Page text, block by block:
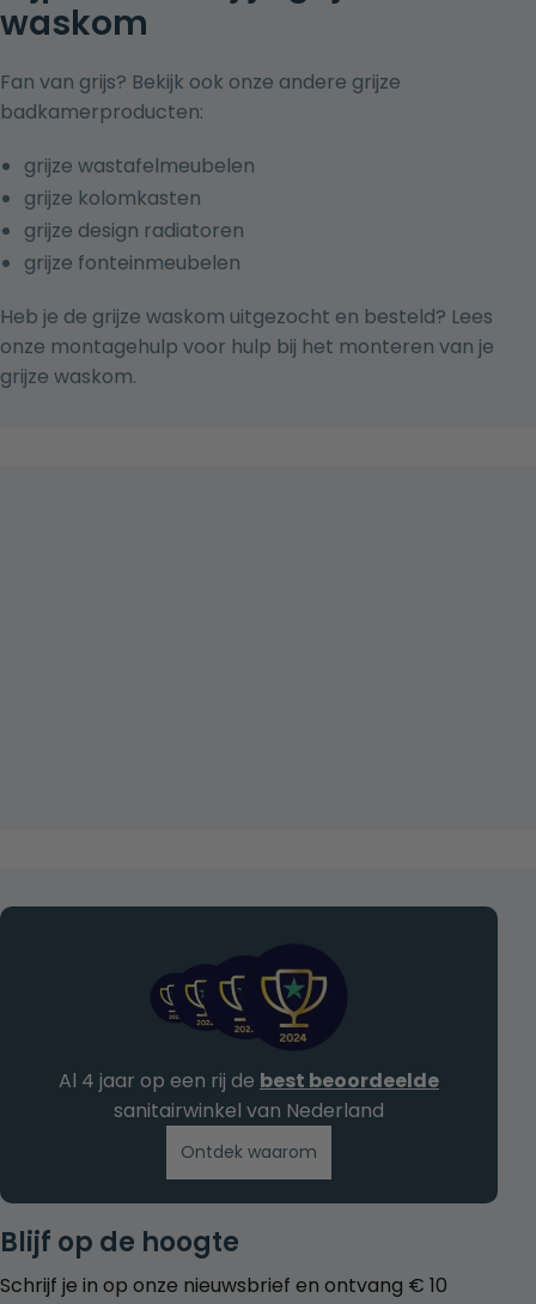
waskom
Fan van grijs? Bekijk ook onze andere grijze
badkamerproducten:
grijze wastafelmeubelen
grijze kolomkasten
grijze design radiatoren
grijze fonteinmeubelen
Heb je de grijze waskom uitgezocht en besteld? Lees
onze montagehulp voor hulp bij het monteren van je
grijze waskom.
Blijf op de hoogte
Schrijf je in op onze nieuwsbrief en ontvang € 10
Al 4 jaar op een rij de best beoordeelde
sanitairwinkel van Nederland
Ontdek waarom